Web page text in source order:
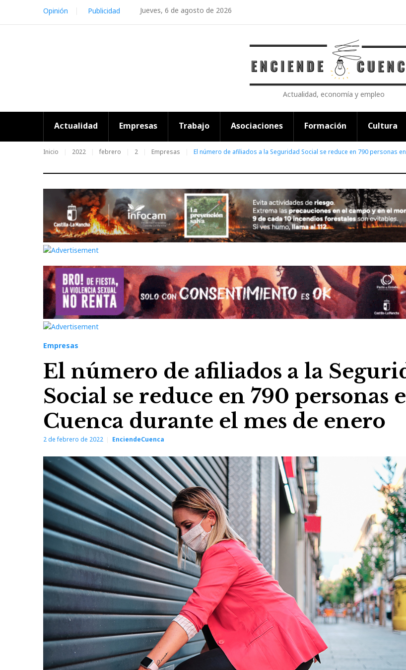
content
Jueves, 6 de agosto de 2026
Opinión Publicidad
Actualidad, economía y empleo
Actualidad Empresas Trabajo Asociaciones Formación Cultura
Inicio 2022 febrero 2 Empresas El número de afiliados a la Seguridad Social se reduce en 790 personas
Empresas
El número de afiliados a la
Social se reduce en 790 personas
Cuenca durante el mes de enero
2 de febrero de 2022 EnciendeCuenca